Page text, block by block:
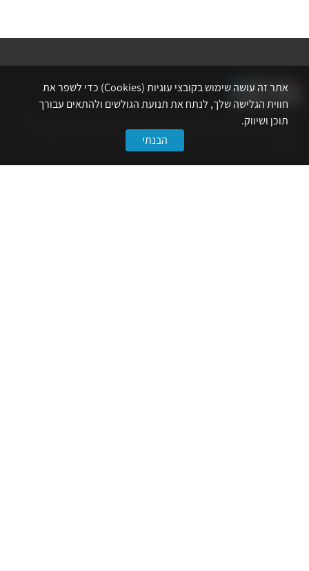
אתר לשכת המהנדסים, האדריכלים והאקדמאים בעלי המקצועות הטכנולוגיים
מרכז את הפעילויות המקצועיות, ההשתלמויות, ההטבות ואירועי הפנאי לאנשי
אתר זה עושה שימוש בקובצי עוגיות (Cookies) כדי לשפר את
חווית הגלישה שלך, לנתח את תנועת הגולשים ולהתאים עבורך
תוכן ושיווק.
הבנתי